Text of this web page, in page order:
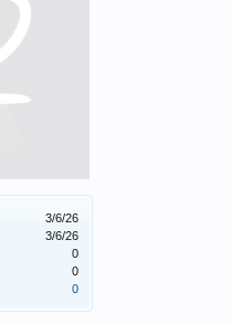
3/6/26
3/6/26
0
0
0